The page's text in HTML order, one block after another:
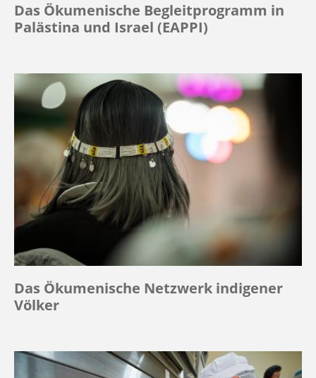
Das Ökumenische Begleitprogramm in
Palästina und Israel (EAPPI)
Das Ökumenische Netzwerk indigener
Völker